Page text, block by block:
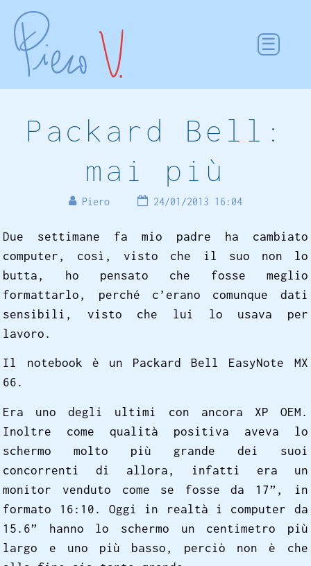
Packard Bell:
mai più
Piero 24/01/2013 16:04
Due settimane fa mio padre ha cambiato
computer, così, visto che il suo non lo
butta, ho pensato che fosse meglio
formattarlo, perché c’erano comunque dati
sensibili, visto che lui lo usava per
lavoro.
Il notebook è un Packard Bell EasyNote MX
66.
Era uno degli ultimi con ancora XP OEM.
Inoltre come qualità positiva aveva lo
schermo molto più grande dei suoi
concorrenti di allora, infatti era un
monitor venduto come se fosse da 17”, in
formato 16:10. Oggi in realtà i computer da
15.6” hanno lo schermo un centimetro più
largo e uno più basso, perciò non è che